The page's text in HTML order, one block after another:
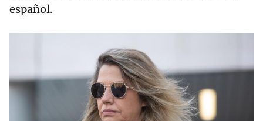
español.